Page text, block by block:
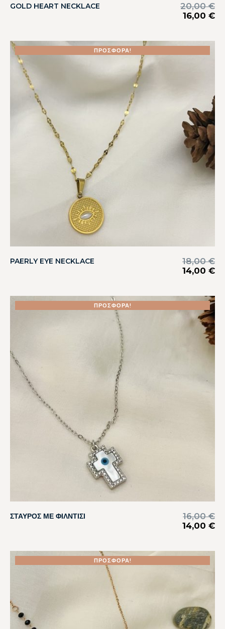
GOLD HEART NECKLACE 20,00€
16,00 €
ΠΡΟΣΦΟΡΆ!
PAERLY EYE NECKLACE 18,00€
14,00 €
ΠΡΟΣΦΟΡΆ!
ΣΤΑΥΡΟΣ ΜΕ ΦΙΛΝΤΙΣΙ 16,00€
14,00 €
ΠΡΟΣΦΟΡΆ!